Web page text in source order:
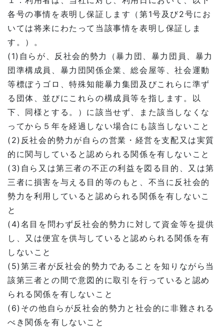
各号の事情を表明し保証します（第1号及び2号にお
いては将来にわたって当該事情を表明し保証しま
す。）。
(1)自らが、反社会的勢力（暴力団、暴力団員、暴力
団準構成員、暴力団関係企業、総会屋等、社会運動
等標ぼうゴロ、特殊知能暴力集団及びこれらに準ず
る団体、並びにこれらの構成員等を指します。以
下、同様とする。）に該当せず、また該当しなくな
ってから５年を経過しない場合にも該当しないこと
(2)反社会的勢力が自らの営業・経営を支配又は実質
的に関与していると認められる関係を有しないこと
(3)自ら又は第三者の不正の利益を図る目的、又は第
三者に損害を与える目的等のもと、不当に反社会的
勢力を利用していると認められる関係を有しないこ
と
(4)名目を問わず反社会的勢力に対して資金等を提供
し、又は便宜を供与していると認められる関係を有
しないこと
(5)第三者が反社会的勢力であることを知りながら当
該第三者との間で意図的に取引を行っていると認め
られる関係を有しないこと
(6)その他自らが反社会的勢力と社会的に非難される
べき関係を有しないこと